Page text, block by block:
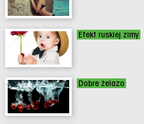
Efekt ruskiej zimy
Dobre żelazo